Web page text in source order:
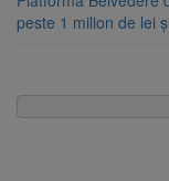
peste 1 milion de lei